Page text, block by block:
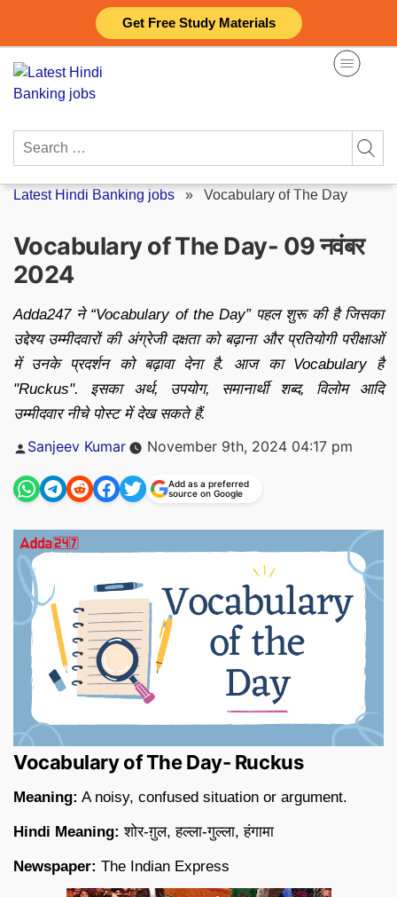
Get Free Study Materials
content
Search
Latest Hindi Banking jobs » Vocabulary of The Day
Vocabulary of The Day- 09 नवंबर
2024
Adda247 ने “Vocabulary of the Day” पहल शुरू की है जिसका
उद्देश्य उम्मीदवारों की अंग्रेजी दक्षता को बढ़ाना और प्रतियोगी परीक्षाओं
में उनके प्रदर्शन को बढ़ावा देना है. आज का Vocabulary है
"Ruckus". इसका अर्थ, उपयोग, समानार्थी शब्द, विलोम आदि
उम्मीदवार नीचे पोस्ट में देख सकते हैं.
Posted
Sanjeev Kumar November 9th, 2024 04:17 pm
Add as a preferred
source on Google
Vocabulary of The Day- Ruckus
Meaning: A noisy, confused situation or argument.
Hindi Meaning: शोर-ग़ुल, हल्ला-गुल्ला, हंगामा
Newspaper: The Indian Express